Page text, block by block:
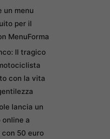
un menu
per il
MenuForma
Il tragico
con la vita
lancia un
a
50 euro